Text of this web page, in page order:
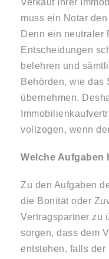
Verkauf Ihrer
muss ein Notar
Denn ein neutraler
Entscheidungen
belehren und
Behörden, wie das
übernehmen.
vollzogen, wenn
Welche Aufgaben
Zu den Aufgaben
die Bonität oder
Vertragspartner zu
sorgen, dass dem
entstehen, falls